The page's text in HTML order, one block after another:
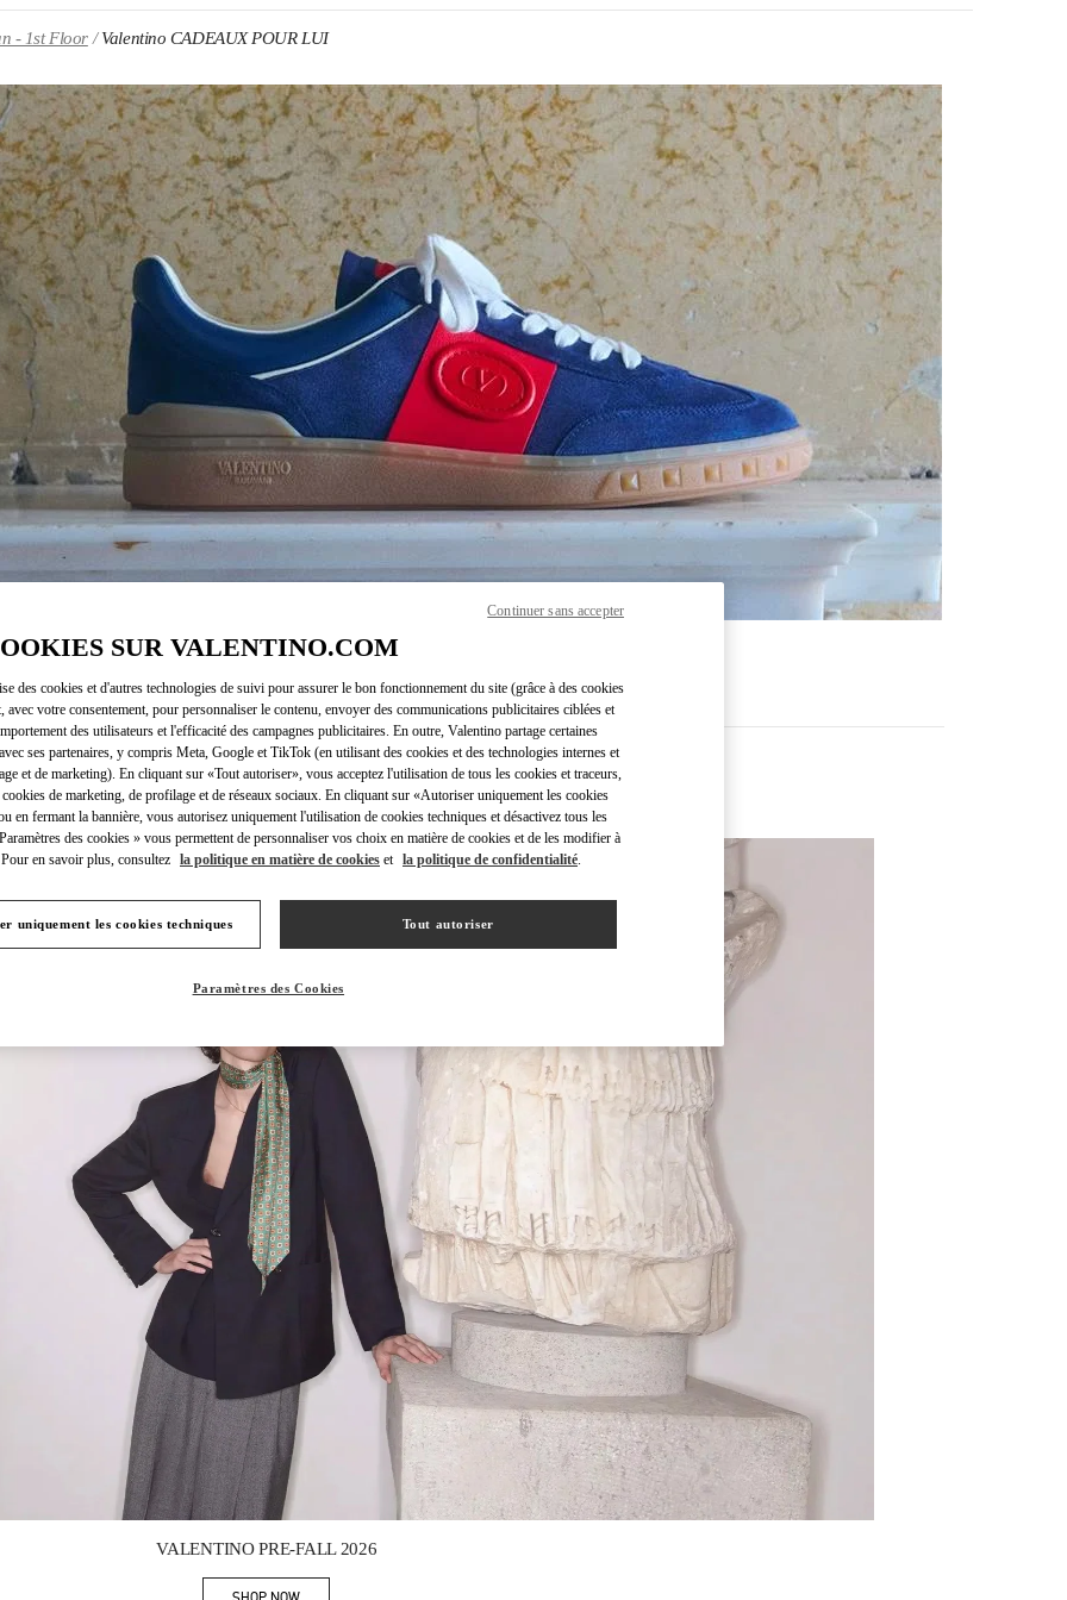
- 1st Floor Valentino CADEAUX POUR LUI
IN NEW TAB
Link Opens in New Tab
NOUVEAUTÉS
VALENTINO PRE-FALL 2026
SUR VALENTINO.COM
des cookies et d'autres technologies de suivi pour assurer le bon fonctionnement du site (grâce à des cookies
avec votre consentement, pour personnaliser le contenu, envoyer des communications publicitaires ciblées et
des utilisateurs et l'efficacité des campagnes publicitaires. En outre, Valentino partage certaines
ses partenaires, y compris Meta, Google et TikTok (en utilisant des cookies et des technologies internes et
et de marketing). En cliquant sur «Tout autoriser», vous acceptez l'utilisation de tous les cookies et traceurs,
de marketing, de profilage et de réseaux sociaux. En cliquant sur «Autoriser uniquement les cookies
en fermant la bannière, vous autorisez uniquement l'utilisation de cookies techniques et désactivez tous les
des cookies » vous permettent de personnaliser vos choix en matière de cookies et de les modifier à
en savoir plus, consultez la politique en matière de cookies et la politique de confidentialité.
uniquement les cookies techniques Tout autoriser
Paramètres des Cookies
Continuer sans accepter